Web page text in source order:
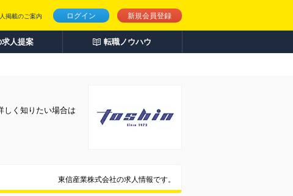
ログイン 新規会員登録
掲載のご案内
人提案 転職ノウハウ
しく知りたい場合は
東信産業株式会社の求人情報です。